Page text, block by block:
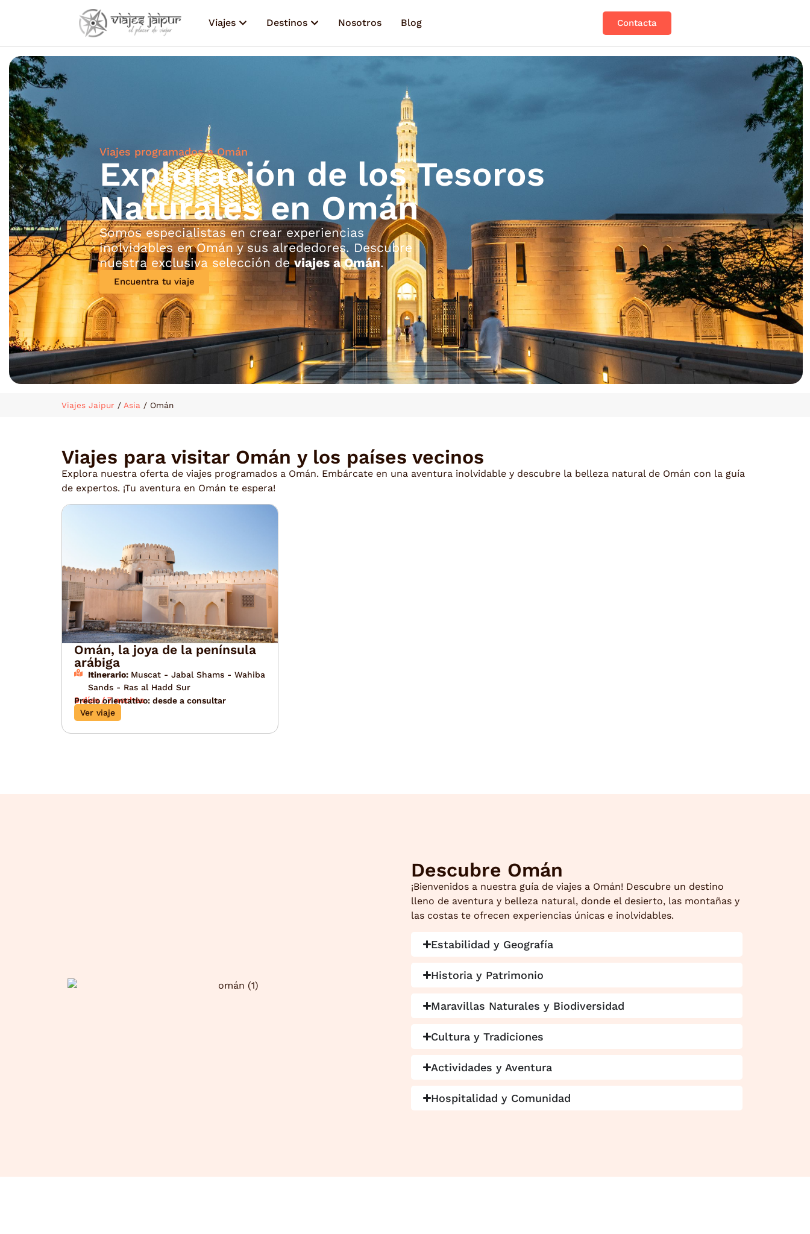
Viajes Destinos Nosotros Blog Contacta
Viajes programados a Omán
Exploración de los Tesoros
Naturales en Omán
Somos especialistas en crear experiencias
inolvidables en Omán y sus alrededores. Descubre
nuestra exclusiva selección deviajes a Omán.
Encuentra tu viaje
Viajes Jaipur / Asia / Omán
Viajes para visitar Omán y los países vecinos
Explora nuestra oferta de viajes programados a Omán. Embárcate en una aventura inolvidable y descubre la belleza natural de Omán con la guía
de expertos. ¡Tu aventura en Omán te espera!
Omán, la joya de la península
arábiga
Itinerario: Muscat - Jabal Shams - Wahiba
Sands - Ras al Hadd Sur
8 días / 7 noches
Precio orientativo: desde a consultar
Ver viaje
Descubre Omán
¡Bienvenidos a nuestra guía de viajes a Omán! Descubre un destino
lleno de aventura y belleza natural, donde el desierto, las montañas y
las costas te ofrecen experiencias únicas e inolvidables.
Estabilidad y Geografía
Historia y Patrimonio
Maravillas Naturales y Biodiversidad
Cultura y Tradiciones
Actividades y Aventura
Hospitalidad y Comunidad